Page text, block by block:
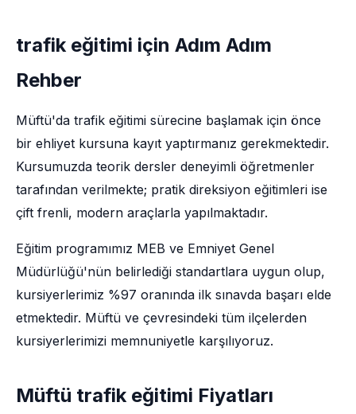
trafik eğitimi için Adım Adım
Rehber
Müftü'da trafik eğitimi sürecine başlamak için önce
bir ehliyet kursuna kayıt yaptırmanız gerekmektedir.
Kursumuzda teorik dersler deneyimli öğretmenler
tarafından verilmekte; pratik direksiyon eğitimleri ise
çift frenli, modern araçlarla yapılmaktadır.
Eğitim programımız MEB ve Emniyet Genel
Müdürlüğü'nün belirlediği standartlara uygun olup,
kursiyerlerimiz %97 oranında ilk sınavda başarı elde
etmektedir. Müftü ve çevresindeki tüm ilçelerden
kursiyerlerimizi memnuniyetle karşılıyoruz.
Müftü trafik eğitimi Fiyatları